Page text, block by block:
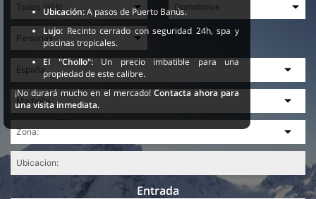
Entrada
Ubicación:A pasos de Puerto Banús.
Lujo: Recinto cerrado con seguridad 24h, spa y
piscinas tropicales.
El "Chollo":Un precio imbatible para una
propiedad de este calibre.
¡No durará mucho en el mercado!Contacta ahora para
una visita inmediata.